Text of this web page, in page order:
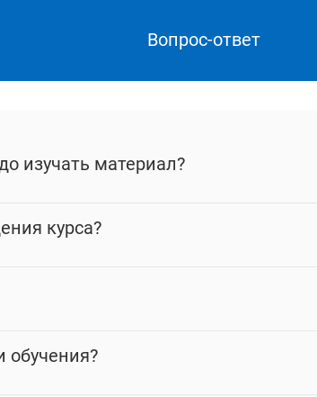
Вопрос-ответ
изучать материал?
курса?
обучения?